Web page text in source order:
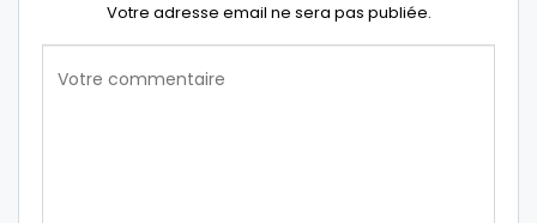
Votre adresse email ne sera pas publiée.